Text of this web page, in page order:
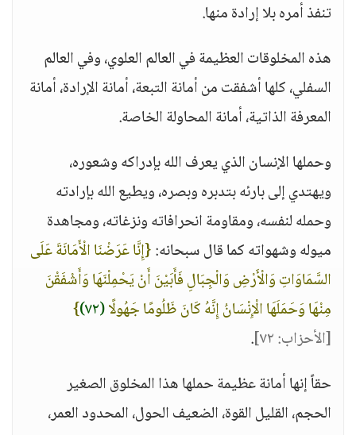
تنفذ أمره بلا إرادة منها.
هذه المخلوقات العظيمة في العالم العلوي، وفي العالم
السفلي، كلها أشفقت من أمانة التبعة، أمانة الإرادة، أمانة
المعرفة الذاتية، أمانة المحاولة الخاصة.
وحملها الإنسان الذي يعرف الله بإدراكه وشعوره،
ويهتدي إلى بارئه بتدبره وبصره، ويطيع الله بإرادته
وحمله لنفسه، ومقاومة انحرافاته ونزغاته، ومجاهدة
ميوله وشهواته كما قال سبحانه:{إِنَّا عَرَضْنَا الْأَمَانَةَ عَلَى
السَّمَاوَاتِ وَالْأَرْضِ وَالْجِبَالِ فَأَبَيْنَ أَنْ يَحْمِلْنَهَا وَأَشْفَقْنَ
مِنْهَا وَحَمَلَهَا الْإِنْسَانُ إِنَّهُ كَانَ ظَلُومًا جَهُولًا(٧٢)
}
[الأحزاب: ٧٢]
.
حقاً إنها أمانة عظيمة حملها هذا المخلوق الصغير
الحجم، القليل القوة، الضعيف الحول، المحدود العمر،